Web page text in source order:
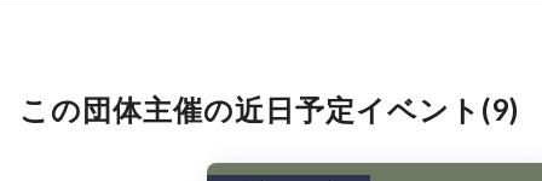
この団体主催の近日予定イベント(9)